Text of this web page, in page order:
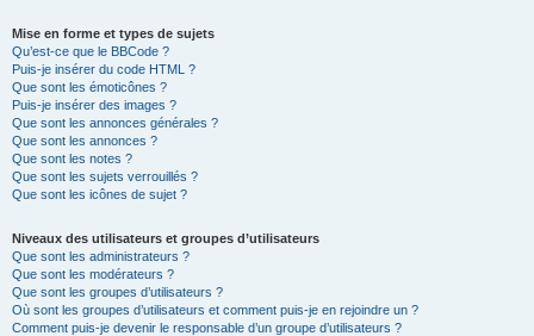
Mise en forme et types de sujets
Qu’est-ce que le BBCode ?
Puis-je insérer du code HTML ?
Que sont les émoticônes ?
Puis-je insérer des images ?
Que sont les annonces générales ?
Que sont les annonces ?
Que sont les notes ?
Que sont les sujets verrouillés ?
Que sont les icônes de sujet ?
Niveaux des utilisateurs et groupes d’utilisateurs
Que sont les administrateurs ?
Que sont les modérateurs ?
Que sont les groupes d’utilisateurs ?
Où sont les groupes d’utilisateurs et comment puis-je en rejoindre un ?
Comment puis-je devenir le responsable d’un groupe d’utilisateurs ?